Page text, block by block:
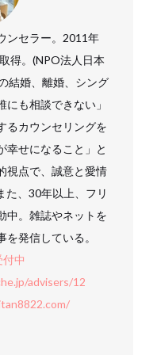
ンセラー。2011年
得。(NPO法人日本
結婚、離婚、シング
も相談できない」
るカウンセリングを
幸せになること」と
視点で、誠意と愛情
た、30年以上、フリ
中。雑誌やネットを
発信している。
中
advisers/12